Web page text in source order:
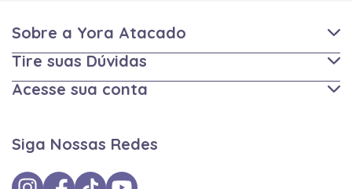
Sobre a Yora Atacado
Tire suas Dúvidas
Acesse sua conta
Siga Nossas Redes